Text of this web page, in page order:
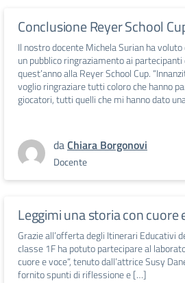
Conclusione Reyer School
Il nostro docente Michela Surian ha
un pubblico ringraziamento ai partecipanti
quest’anno alla Reyer School Cup.
voglio ringraziare tutti coloro che hanno
giocatori, tutti quelli che mi hanno dato
daChiara Borgonovi
Docente
Leggimi una storia con cuore
Grazie all’offerta degli Itinerari Educativi
classe 1F ha potuto partecipare al
cuore e voce“, tenuto dall’attrice Susy
fornito spunti di riflessione e […]